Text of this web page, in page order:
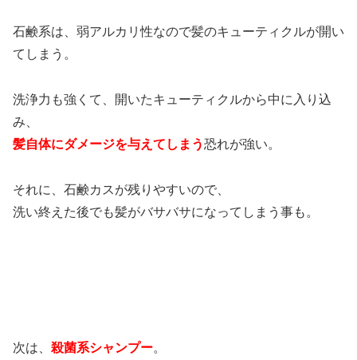
石鹸系は、弱アルカリ性なので髪のキューティクルが開い
てしまう。
洗浄力も強くて、開いたキューティクルから中に入り込
み、
髪自体にダメージを与えてしまう恐れが強い。
それに、石鹸カスが残りやすいので、
洗い終えた後でも髪がバサバサになってしまう事も。
次は、 殺菌系シャンプー。